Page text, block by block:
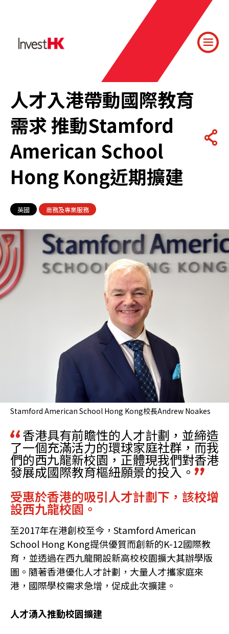
人才入港帶動國際教育
需求 推動Stamford
American School
Hong Kong近期擴建
英國 商務及專業服務
Stamford American School Hong Kong校長Andrew Noakes
香港具有前瞻性的人才計劃，並締造
了一個充滿活力的環球家庭社群，而我
們的西九龍新校園，正體現我們對香港
發展成國際教育樞紐願景的投入。
受惠於香港的吸引人才計劃下，該校增
設西九龍校園。
至2017年在港創校至今，Stamford American
School Hong Kong提供優質而創新的K-12國際教
育，並透過在西九龍開設新高校校園擴大其辦學版
圖。隨著香港優化人才計劃，大量人才攜家庭來
港，國際學校需求急增，促成此次擴建。
人才湧入推動校園擴建